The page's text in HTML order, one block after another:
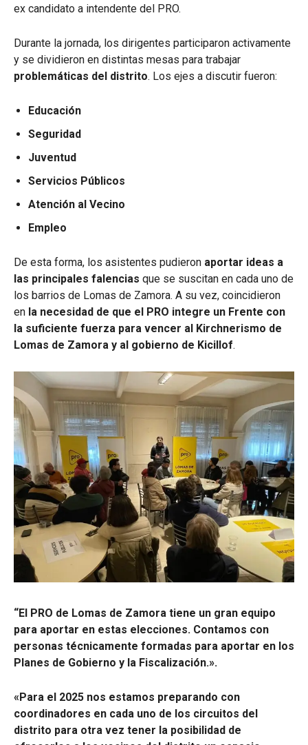
ex candidato a intendente del PRO.
Durante la jornada, los dirigentes participaron activamente
y se dividieron en distintas mesas para trabajar
problemáticas del distrito. Los ejes a discutir fueron:
Educación
Seguridad
Juventud
Servicios Públicos
Atención al Vecino
Empleo
De esta forma, los asistentes pudieron aportar ideas a
las principales falencias que se suscitan en cada uno de
los barrios de Lomas de Zamora. A su vez, coincidieron
en la necesidad de que el PRO integre un Frente con
la suficiente fuerza para vencer al Kirchnerismo de
Lomas de Zamora y al gobierno de Kicillof.
“El PRO de Lomas de Zamora tiene un gran equipo
para aportar en estas elecciones. Contamos con
personas técnicamente formadas para aportar en los
Planes de Gobierno y la Fiscalización.».
«Para el 2025 nos estamos preparando con
coordinadores en cada uno de los circuitos del
distrito para otra vez tener la posibilidad de